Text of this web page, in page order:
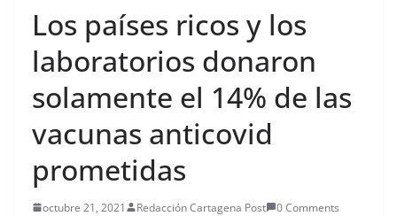
Los países ricos y los
laboratorios donaron
solamente el 14% de las
vacunas anticovid
prometidas
octubre 21, 2021 Redacción Cartagena Post
0 Comments